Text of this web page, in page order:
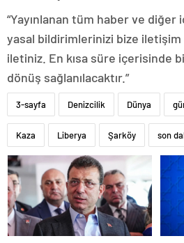
“Yayınlanan tüm haber ve
yasal bildirimlerinizi bize iletişim
iletiniz. En kısa süre içerisinde
dönüş sağlanılacaktır.”
3-sayfa Denizcilik Dünya
Kaza Liberya Şarköy son